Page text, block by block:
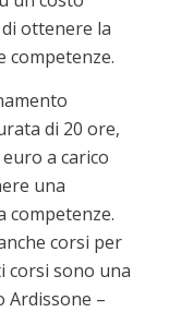
ottenere la
competenze.
di 20 ore,
a carico
una
competenze.
corsi per
corsi sono una
Ardissone –